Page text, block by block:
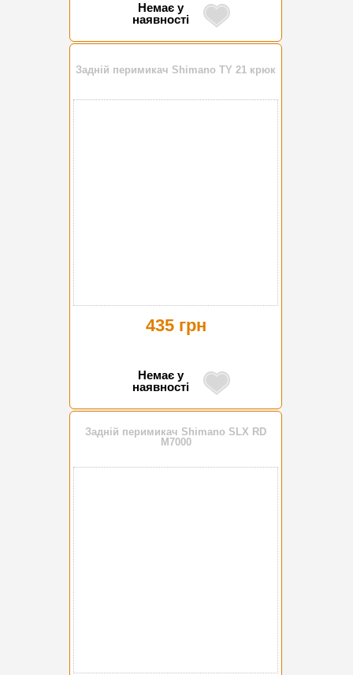
Немає у
наявності
Задній перимикач Shimano TY 21 крюк
435 грн
Немає у
наявності
Задній перимикач Shimano SLX RD
M7000